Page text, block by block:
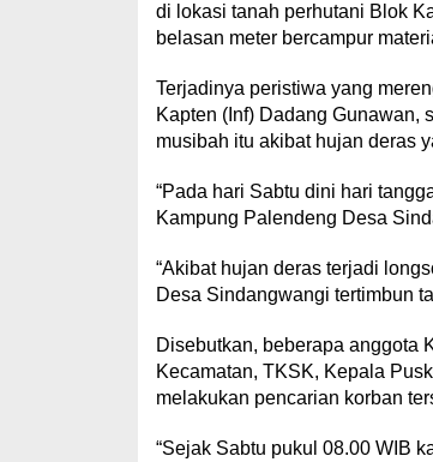
di lokasi tanah perhutani Blok
belasan meter bercampur
Terjadinya peristiwa yang
Kapten (Inf) Dadang Gunawan,
musibah itu akibat hujan deras
“Pada hari Sabtu dini hari
Kampung Palendeng Desa
“Akibat hujan deras terjadi
Desa Sindangwangi tertimbun
Disebutkan, beberapa anggota
Kecamatan, TKSK, Kepala
melakukan pencarian korban
“Sejak Sabtu pukul 08.00 WIB